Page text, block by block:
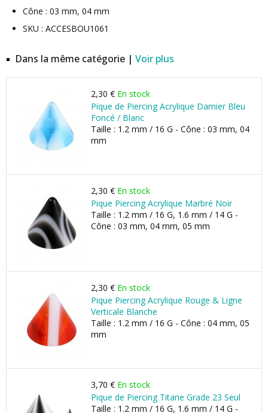
Cône : 03 mm, 04 mm
SKU : ACCESBOU1061
Dans la même catégorie | Voir plus
2,30 € En stock
Pique de Piercing Acrylique Damier Bleu
Foncé / Blanc
Taille : 1.2 mm / 16 G - Cône : 03 mm, 04
mm
2,30 € En stock
Pique Piercing Acrylique Marbré Noir
Taille : 1.2 mm / 16 G, 1.6 mm / 14 G -
Cône : 03 mm, 04 mm, 05 mm
2,30 € En stock
Pique Piercing Acrylique Rouge & Ligne
Verticale Blanche
Taille : 1.2 mm / 16 G - Cône : 04 mm, 05
mm
3,70 € En stock
Pique de Piercing Titane Grade 23 Seul
Taille : 1.2 mm / 16 G, 1.6 mm / 14 G -